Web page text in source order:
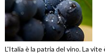
L'Italia è la patria del vino. La